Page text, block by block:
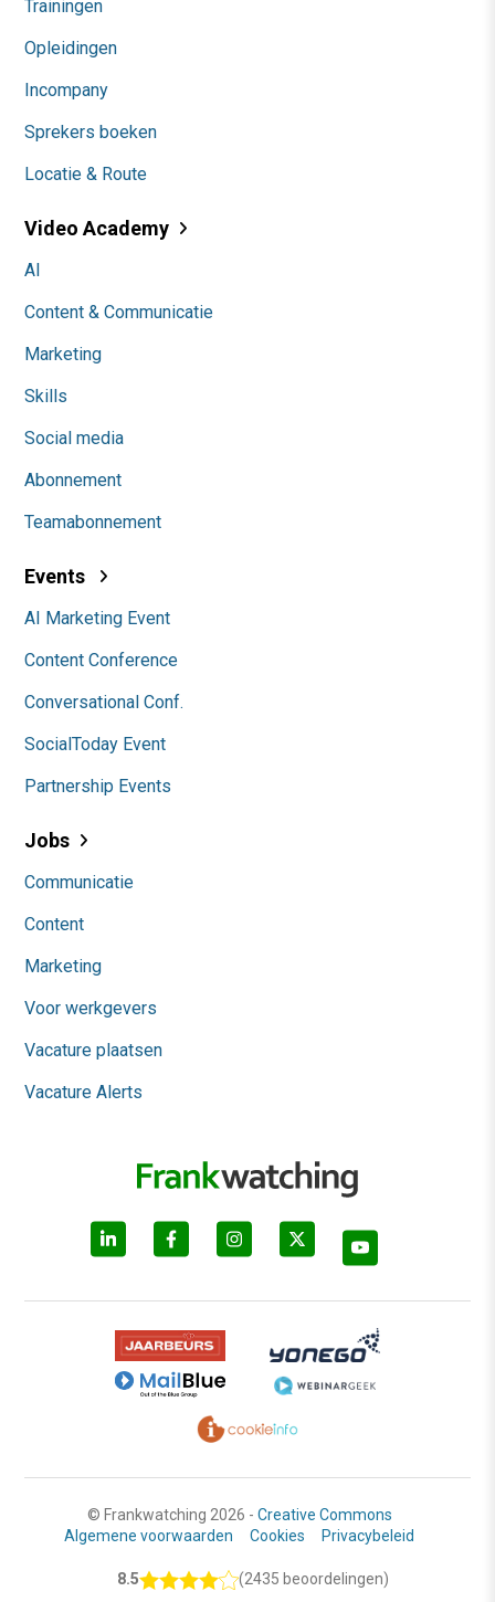
Trainingen
Opleidingen
Incompany
Sprekers boeken
Locatie & Route
Video Academy
AI
Content & Communicatie
Marketing
Skills
Social media
Abonnement
Teamabonnement
Events
AI Marketing Event
Content Conference
Conversational Conf.
SocialToday Event
Partnership Events
Jobs
Communicatie
Content
Marketing
Voor werkgevers
Vacature plaatsen
Vacature Alerts
© Frankwatching 2026 - Creative Commons
Algemene voorwaarden
Cookies Privacybeleid
8.5 (2435 beoordelingen)